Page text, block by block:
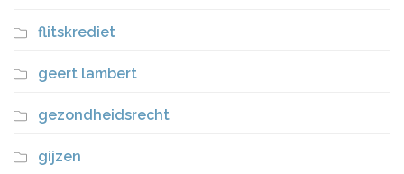
flitskrediet
geert lambert
gezondheidsrecht
gijzen